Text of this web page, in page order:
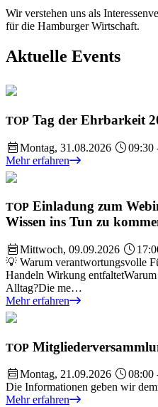
Wir verstehen uns als
für die Hamburger Wirtschaft.
Aktuelle Events
TOP Tag der Ehrbarkeit
Montag, 31.08.2026
09:30
Mehr erfahren
TOP Einladung zum
Wissen ins Tun zu
Mittwoch, 09.09.2026
💡 Warum verantwortungsvolle
Handeln Wirkung
Alltag?Die me…
Mehr erfahren
TOP
Montag, 21.09.2026
08:00
Die Informationen geben wir
Mehr erfahren